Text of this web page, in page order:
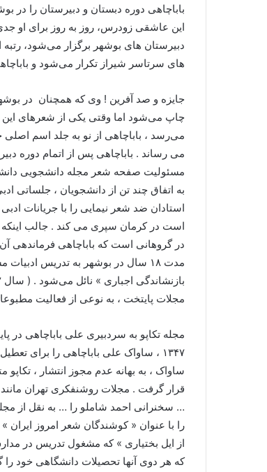
باباچاهی دوره دبستان و دبیرستان را در
این عاشقی زودرس، روز به روز برای او
دبیرستان های بوشهر برگزار می‌شود،
های سرتاسر شیراز تکرار می‌شود و
جایزه و صد آفرین ! وی که همچنان در
چاپ می‌شود اما وقتی یکی از شعرهای این
می‌رسد ، باباچاهی از نو به جلد اسم
مسئولیت صفحه شعر مجله دانشجویی
به اتفاق چند تن از دانشجویان ، جلساتی
است در کرمان سپری می کند . جالب اینکه
مدت ۱۸ سال در بوشهر به تدریس
مجلات پایتخت ، به نوعی از فعالیت
۱۳۴۷ ، ساواک علی باباچاهی را برای
ساواک ، به بهانه عدم مجوز انتشار ،
قرار گرفت . مجلات روشنفکری تهران
… سخنرانی احمد شاملو را … به نقل از
از ایل بختیاری » که مشغول تدریس در
که هر دوی آنها تحصیلات دانشگاهی خود را